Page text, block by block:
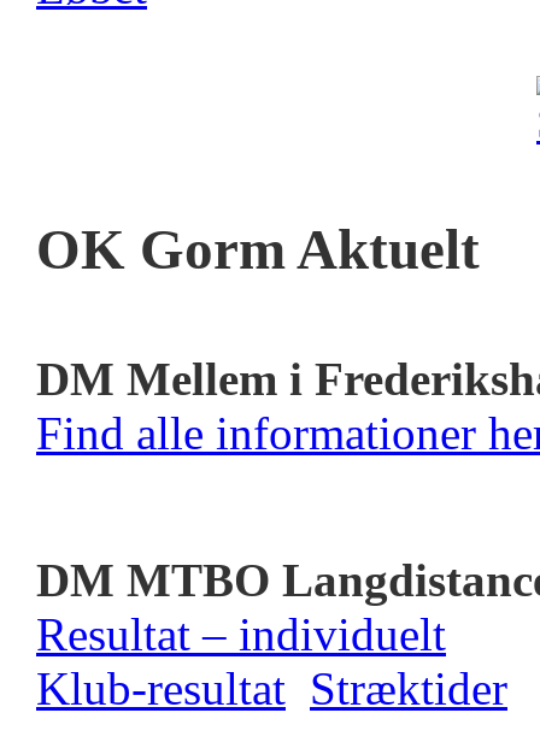
OK Gorm Aktuelt
DM Mellem i
Find alle informationer
DM MTBO
Resultat – individuelt
Klub-resultat Stræktider